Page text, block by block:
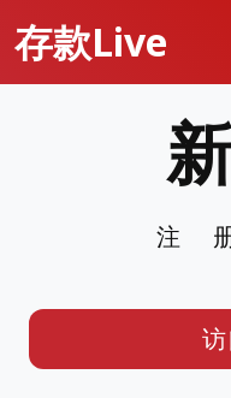
存款Live
注